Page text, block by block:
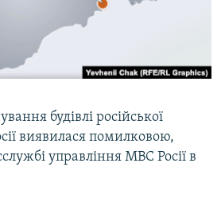
КРИМУ
будівлі російської
виявилася помилковою,
управління МВС Росії в